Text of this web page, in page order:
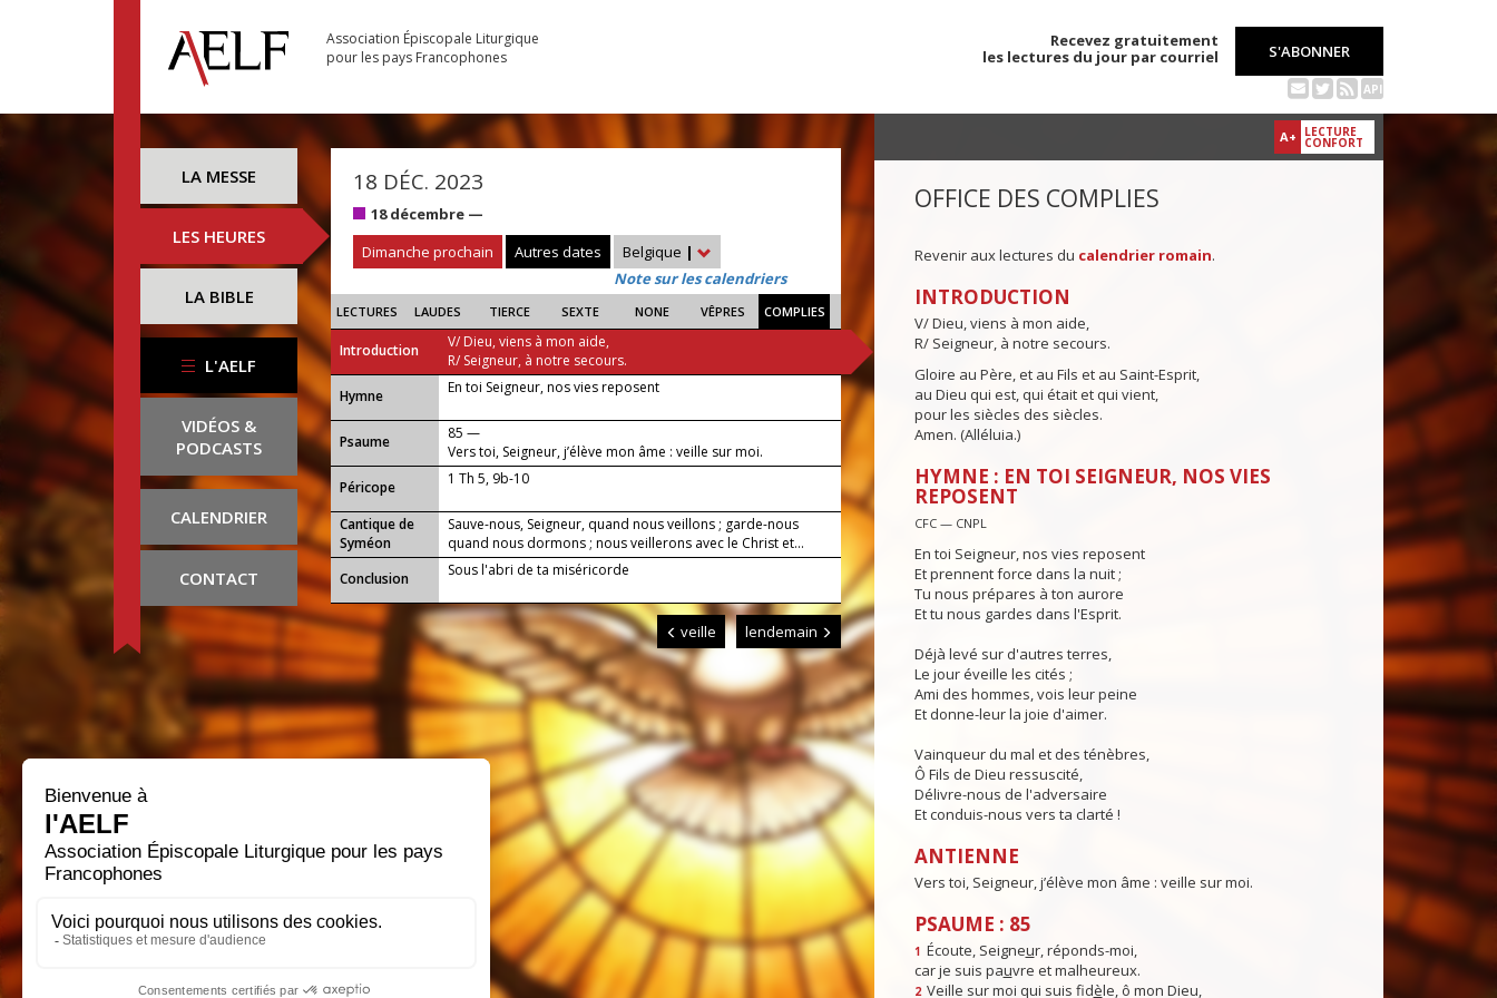
Association Épiscopale Liturgique
pour les pays Francophones
Recevez gratuitement
les lectures du jour par courriel
S'ABONNER
API
LA MESSE
LES HEURES
LA BIBLE
L'AELF
VIDÉOS &
PODCASTS
CALENDRIER
CONTACT
18 DÉC. 2023
18 décembre —
Dimanche prochain
Autres dates Belgique |
Note sur les calendriers
LECTURES LAUDES TIERCE SEXTE NONE VÊPRES COMPLIES
Introduction
V/ Dieu, viens à mon aide,
R/ Seigneur, à notre secours.
...
Hymne En toi Seigneur, nos vies reposent
Psaume
85 —
Vers toi, Seigneur, j’élève mon âme : veille sur moi.
Péricope
1 Th 5, 9b-10
Cantique de
Syméon
Sauve-nous, Seigneur, quand nous veillons ; garde-nous
quand nous dormons ; nous veillerons avec le Christ et...
Conclusion
Sous l'abri de ta miséricorde
veille lendemain
A+ LECTURE
CONFORT
OFFICE DES COMPLIES
Revenir aux lectures du calendrier romain.
INTRODUCTION
V/ Dieu, viens à mon aide,
R/ Seigneur, à notre secours.
Gloire au Père, et au Fils et au Saint-Esprit,
au Dieu qui est, qui était et qui vient,
pour les siècles des siècles.
Amen. (Alléluia.)
HYMNE : EN TOI SEIGNEUR, NOS VIES
REPOSENT
CFC — CNPL
En toi Seigneur, nos vies reposent
Et prennent force dans la nuit ;
Tu nous prépares à ton aurore
Et tu nous gardes dans l'Esprit.
Déjà levé sur d'autres terres,
Le jour éveille les cités ;
Ami des hommes, vois leur peine
Et donne-leur la joie d'aimer.
Vainqueur du mal et des ténèbres,
Ô Fils de Dieu ressuscité,
Délivre-nous de l'adversaire
Et conduis-nous vers ta clarté !
ANTIENNE
Vers toi, Seigneur, j’élève mon âme : veille sur moi.
PSAUME : 85
1 Écoute, Seigneur, réponds-moi,
car je suis pauvre et malheureux.
2 Veille sur moi qui suis fidèle, ô mon Dieu,